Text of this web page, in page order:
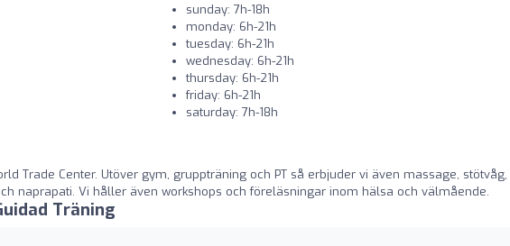
sunday: 7h-18h
monday: 6h-21h
tuesday: 6h-21h
wednesday: 6h-21h
thursday: 6h-21h
friday: 6h-21h
saturday: 7h-18h
Trade Center. Utöver gym, gruppträning och PT så erbjuder vi även massage, stötvåg,
naprapati. Vi håller även workshops och föreläsningar inom hälsa och välmående.
Träning